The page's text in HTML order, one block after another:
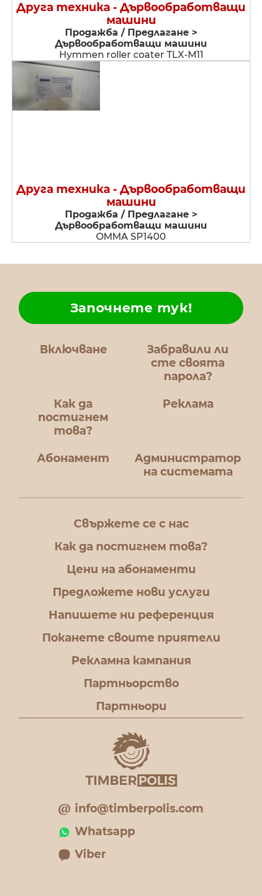
Друга техника - Дървообработващи
машини
Продажба / Предлагане >
Дървообработващи машини
Hymmen roller coater TLX-M11
Друга техника - Дървообработващи
машини
Продажба / Предлагане >
Дървообработващи машини
OMMA SP1400
Включване
Забравили ли
сте своята
парола?
Как да
постигнем
това?
Започнете тук!
Реклама
Абонамент
Администратор
на системата
Свържете се с нас
Как да постигнем това?
Цени на абонаменти
Предложете нови услуги
Напишете ни референция
Поканете своите приятели
Рекламна кампания
Партньорство
Партньори
info@timberpolis.com
Whatsapp
Viber